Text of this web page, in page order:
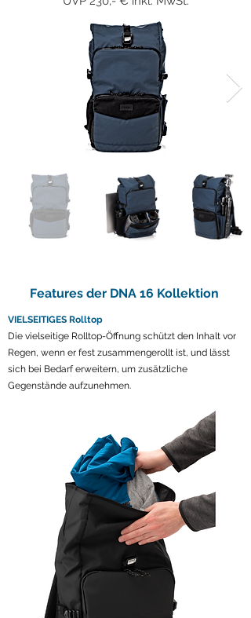
Features der DNA 16 Kollektion
VIELSEITIGES Rolltop
Die vielseitige Rolltop-Öffnung schützt den Inhalt vor
Regen, wenn er fest zusammengerollt ist, und lässt
sich bei Bedarf erweitern, um zusätzliche
Gegenstände aufzunehmen.